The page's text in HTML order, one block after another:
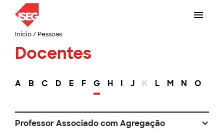
Início/ Pessoas
Docentes
A B C D E F G H I J K L M N O
Professor Associado com Agregação